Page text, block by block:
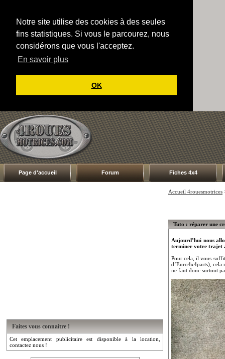
Notre site utilise des cookies à des seules
fins statistiques. Si vous le parcourez, nous
considérons que vous l'acceptez.
En savoir plus
OK
Page d'accueil Forum Fiches 4x4
Faites vous connaitre !
Cet emplacement publicitaire est disponible à la location,
contactez nous !
Accueil 4rouesmotrices
Tuto : réparer une
Aujourd’hui nous
terminer votre trajet
Pour cela, il vous
d’Euro4x4parts), cela
ne faut donc surtout